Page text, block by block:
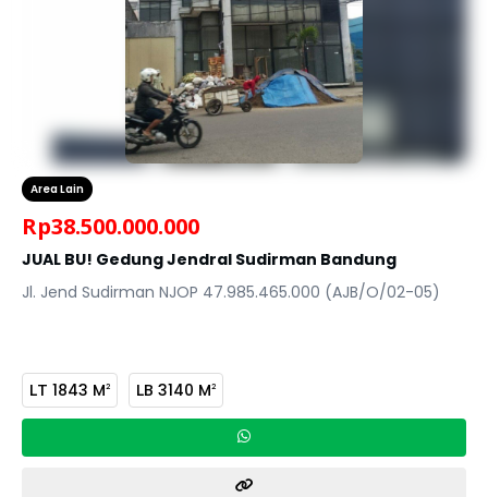
Area Lain
Rp38.500.000.000
JUAL BU! Gedung Jendral Sudirman Bandung
Jl. Jend Sudirman NJOP 47.985.465.000 (AJB/O/02-05)
LT 1843 M2 LB 3140 M2